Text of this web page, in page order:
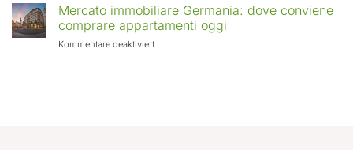
in
crescita
rendimenti
casa
a
Berlino
con
Mercato immobiliare Germania: dove conviene
comprare appartamenti oggi
Kommentare deaktiviertfür